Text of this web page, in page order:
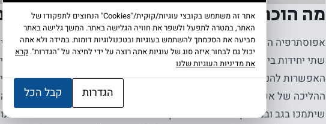
מה הוכח מחקרית כטיפול יעיל דווקא
אפוסתרפיה היא טיפול רפואי פורץ דרך, מוכח מחקרית , המבוסס על מערכת
שתי יחידות ביו-מכאניות המוצמדות לסוליית נעל ייעודית. עובדה זו מקנה
האפשרות להנות מטיפול ביתי, יומי, קצר ויעיל הפועל מיידית למזעור הכאב
ההליכה של אפוסתרפיה מאפשרת לגוף ללמוד איך להפעיל את השרירים
שיתמכו בגב ובמפרקים ויאפשרו חלוקת עומסים יעילה ומאוזנת. השימוש
אתר זה משתמש בקובצי עוגיות/קוּקִית/"Cookies" הנחוצים לתפקודו של
האתר, במטרה לתפעל ולשפר את חוויה הגלישה באתר. המשך גלישה באתר
מביעה את הסכמתך להשתמש בעוגיות ובטכנולוגיות דומות. במידה ולא אתה
יכול גם לבחור איזה סוג של עוגיות אתה רוצה על ידי לחיצה על "הגדרות". קרא
את מדיניות העוגיות שלנו
הגדרות קבל הכל